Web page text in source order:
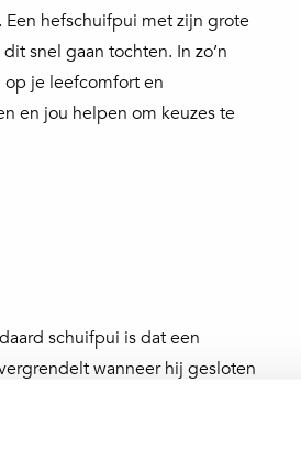
hefschuifpui met zijn grote
snel gaan tochten. In zo’n
je leefcomfort en
en jou helpen om keuzes te
schuifpui is dat een
wanneer hij gesloten
gemakkelijker om de deur